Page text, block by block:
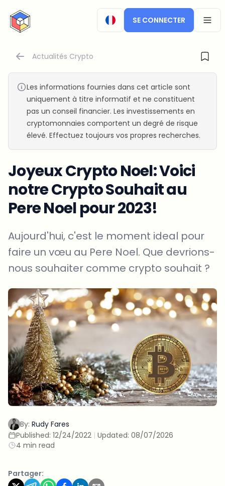
CryptoTicker
SE CONNECTER
Actualités Crypto
Les informations fournies dans cet article sont
uniquement à titre informatif et ne constituent
pas un conseil financier. Les investissements en
cryptomonnaies comportent un degré de risque
élevé. Effectuez toujours vos propres recherches.
Joyeux Crypto Noel: Voici
notre Crypto Souhait au
Pere Noel pour 2023!
Aujourd'hui, c'est le moment ideal pour
faire un vœu au Pere Noel. Que devrions-
nous souhaiter comme crypto souhait ?
By: Rudy Fares
Published: 12/24/2022 | Updated: 08/07/2026
4 min read
Partager: